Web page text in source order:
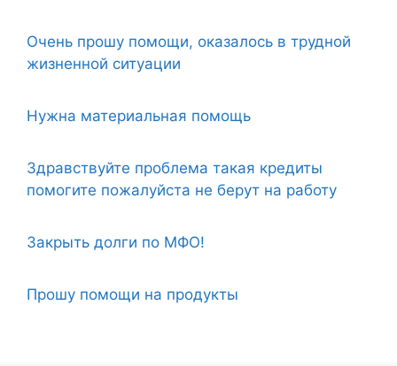
Очень прошу помощи, оказалось в трудной
жизненной ситуации
Нужна материальная помощь
Здравствуйте проблема такая кредиты
помогите пожалуйста не берут на работу
Закрыть долги по МФО!
Прошу помощи на продукты